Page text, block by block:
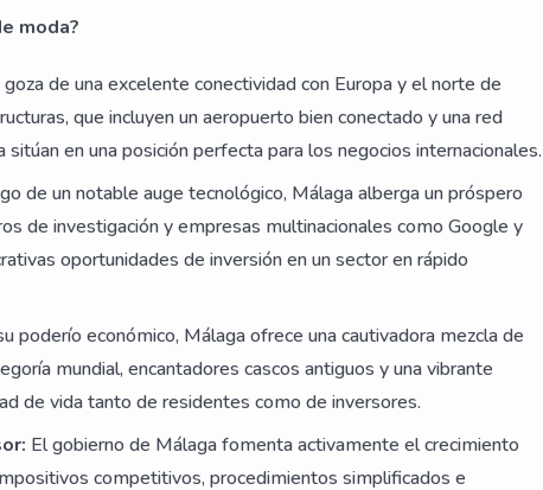
moda?
de una excelente conectividad con Europa y el norte de
que incluyen un aeropuerto bien conectado y una red
en una posición perfecta para los negocios internacionales.
de un notable auge tecnológico, Málaga alberga un próspero
de investigación y empresas multinacionales como Google y
oportunidades de inversión en un sector en rápido
poderío económico, Málaga ofrece una cautivadora mezcla de
mundial, encantadores cascos antiguos y una vibrante
de vida tanto de residentes como de inversores.
El gobierno de Málaga fomenta activamente el crecimiento
competitivos, procedimientos simplificados e